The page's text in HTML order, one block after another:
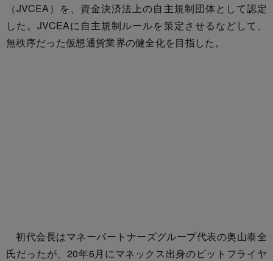
（JVCEA）を、資金決済法上の自主規制団体として認定
した。JVCEAに自主規制ルールを策定させるなどして、
無秩序だった仮想通貨業界の健全化を目指した。
初代会長はマネーパートナーズグループ代表の奥山泰全
氏だったが、20年6月にマネックス出身のビットフライヤ